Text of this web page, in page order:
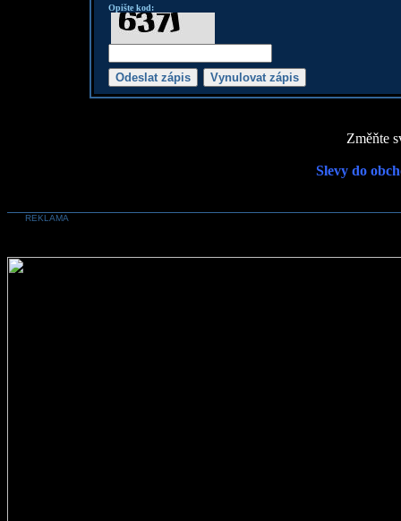
Opište kod:
Změňte
Slevy do
REKLAMA